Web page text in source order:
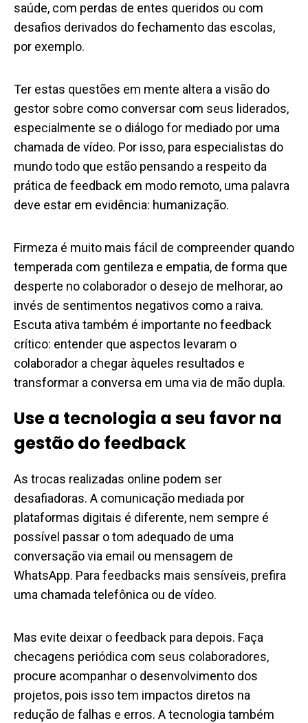
saúde, com perdas de entes queridos ou com
desafios derivados do fechamento das escolas,
por exemplo.
Ter estas questões em mente altera a visão do
gestor sobre como conversar com seus liderados,
especialmente se o diálogo for mediado por uma
chamada de vídeo. Por isso, para especialistas do
mundo todo que estão pensando a respeito da
prática de feedback em modo remoto, uma palavra
deve estar em evidência: humanização.
Firmeza é muito mais fácil de compreender quando
temperada com gentileza e empatia, de forma que
desperte no colaborador o desejo de melhorar, ao
invés de sentimentos negativos como a raiva.
Escuta ativa também é importante no feedback
crítico: entender que aspectos levaram o
colaborador a chegar àqueles resultados e
transformar a conversa em uma via de mão dupla.
Use a tecnologia a seu favor na
gestão do feedback
As trocas realizadas online podem ser
desafiadoras. A comunicação mediada por
plataformas digitais é diferente, nem sempre é
possível passar o tom adequado de uma
conversação via email ou mensagem de
WhatsApp. Para feedbacks mais sensíveis, prefira
uma chamada telefônica ou de vídeo.
Mas evite deixar ofeedback para depois. Faça
checagens periódica com seus colaboradores,
procure acompanhar o desenvolvimento dos
projetos, pois isso tem impactos diretos na
redução de falhas e erros. A tecnologia também